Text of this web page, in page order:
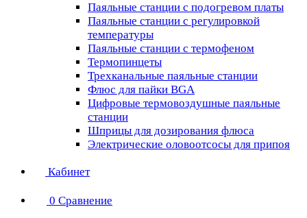
Паяльные станции с подогревом платы
Паяльные станции с регулировкой
температуры
Паяльные станции с термофеном
Термопинцеты
Трехканальные паяльные станции
Флюс для пайки BGA
Цифровые термовоздушные паяльные
станции
Шприцы для дозирования флюса
Электрические оловоотсосы для припоя
Кабинет
0 Сравнение